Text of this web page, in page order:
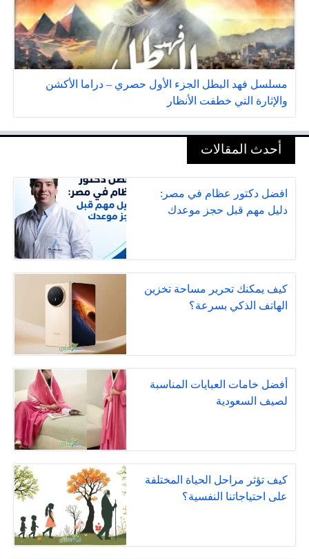
مسلسل فهد البطل الجزء الأول حصري – دراما الأكشن
والإثارة التي خطفت الأنظار
أحدث المقالات
افضل دكتور عظام في مصر:
دليل مهم قبل حجز موعدك
كيف يمكنك تحرير مساحة تخزين
الهاتف الذكي بسرعة؟
أفضل خامات العبايات المناسبة
لصيف السعودية
كيف تؤثر مراحل الحياة المختلفة
على احتياجاتنا النفسية؟